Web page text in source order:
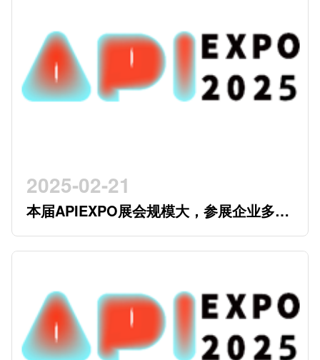
2025-02-21
本届APIEXPO展会规模大，参展企业多，
参观观众多，看展时间紧，怎么办？